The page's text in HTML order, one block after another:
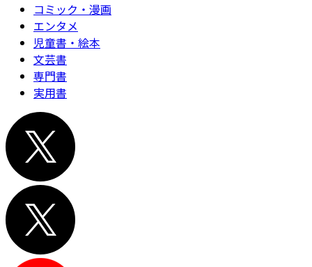
コミック・漫画
エンタメ
児童書・絵本
文芸書
専門書
実用書